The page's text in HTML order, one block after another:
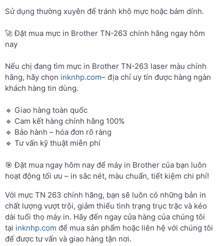
Sử dụng thường xuyên để tránh khô mực hoặc bám dính.
🚀 Đặt mua mực in Brother TN-263 chính hãng ngay hôm
nay
Nếu chị đang tìm mực in Brother TN-263 laser màu chính
hãng, hãy chọn inknhp.com– địa chỉ uy tín được hàng ngàn
khách hàng tin dùng.
🔹 Giao hàng toàn quốc
🔹 Cam kết hàng chính hãng 100%
🔹 Bảo hành – hóa đơn rõ ràng
🔹 Tư vấn kỹ thuật miễn phí
🎯 Đặt mua ngay hôm nay để máy in Brother của bạn luôn
hoạt động tối ưu – in sắc nét, màu chuẩn, tiết kiệm chi phí!
Với mực TN 263 chính hãng, bạn sẽ luôn có những bản in
chất lượng vượt trội, giảm thiểu tình trạng trục trặc và kéo
dài tuổi thọ máy in. Hãy đến ngay cửa hàng của chúng tôi
tại inknhp.com để mua sản phẩm hoặc liên hệ với chúng tôi
để được tư vấn và giao hàng tận nơi.